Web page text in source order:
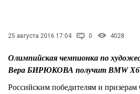
25 августа 2016 17:04 0 4028
Олимпийская чемпионка по
Вера БИРЮКОВА получит BMW X6
Российским победителям и